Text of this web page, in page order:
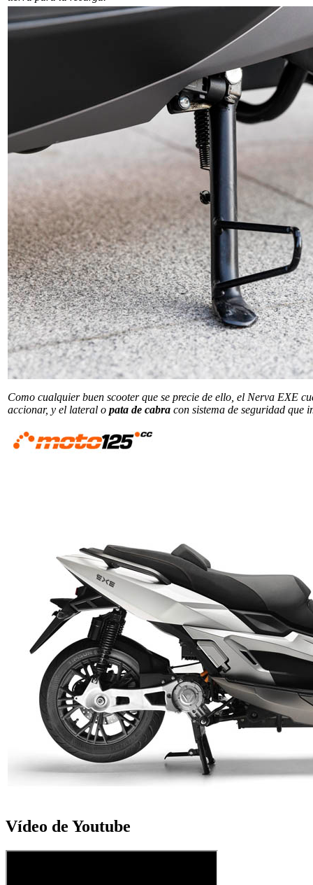
Como cualquier buen scooter que se precie de ello, el Nerva EXE
accionar, y el lateral o pata de cabra con sistema de seguridad que
Vídeo de Youtube